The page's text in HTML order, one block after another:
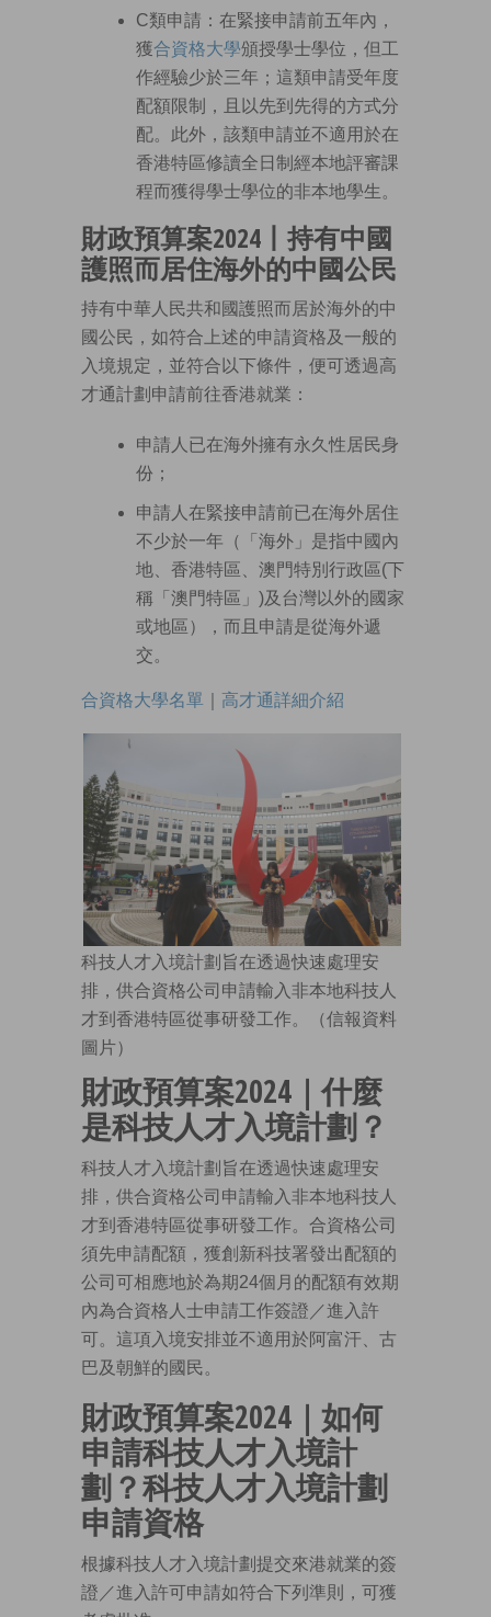
C類申請：在緊接申請前五年內，
獲合資格大學頒授學士學位，但工
作經驗少於三年；這類申請受年度
配額限制，且以先到先得的方式分
配。此外，該類申請並不適用於在
香港特區修讀全日制經本地評審課
程而獲得學士學位的非本地學生。
財政預算案2024丨持有中國
護照而居住海外的中國公民
持有中華人民共和國護照而居於海外的中
國公民，如符合上述的申請資格及一般的
入境規定，並符合以下條件，便可透過高
才通計劃申請前往香港就業：
申請人已在海外擁有永久性居民身
份；
申請人在緊接申請前已在海外居住
不少於一年（「海外」是指中國內
地、香港特區、澳門特別行政區(下
稱「澳門特區」)及台灣以外的國家
或地區），而且申請是從海外遞
交。
合資格大學名單 高才通詳細介紹
科技人才入境計劃旨在透過快速處理安
排，供合資格公司申請輸入非本地科技人
才到香港特區從事研發工作。（信報資料
圖片）
財政預算案2024｜什麼
是科技人才入境計劃？
科技人才入境計劃旨在透過快速處理安
排，供合資格公司申請輸入非本地科技人
才到香港特區從事研發工作。合資格公司
須先申請配額，獲創新科技署發出配額的
公司可相應地於為期24個月的配額有效期
內為合資格人士申請工作簽證／進入許
可。這項入境安排並不適用於阿富汗、古
巴及朝鮮的國民。
財政預算案2024｜如何
申請科技人才入境計
劃？科技人才入境計劃
申請資格
根據科技人才入境計劃提交來港就業的簽
證／進入許可申請如符合下列準則，可獲